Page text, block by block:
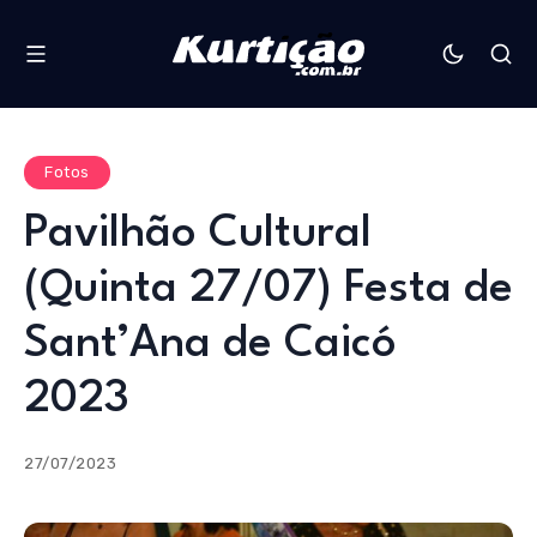
Fotos
Pavilhão Cultural
(Quinta 27/07) Festa de
Sant’Ana de Caicó
2023
27/07/2023